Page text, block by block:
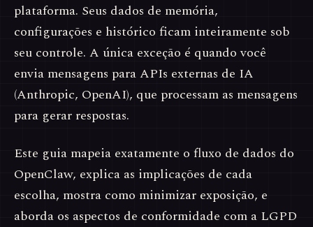
plataforma. Seus dados de memória,
configurações e histórico ficam inteiramente sob
seu controle. A única exceção é quando você
envia mensagens para APIs externas de IA
(Anthropic, OpenAI), que processam as mensagens
para gerar respostas.
Este guia mapeia exatamente o fluxo de dados do
OpenClaw, explica as implicações de cada
escolha, mostra como minimizar exposição, e
aborda os aspectos de conformidade com a LGPD